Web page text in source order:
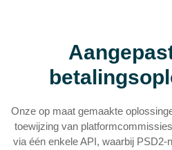
Onze op maat gemaakte
toewijzing van
via één enkele API, waarbij PSD2-